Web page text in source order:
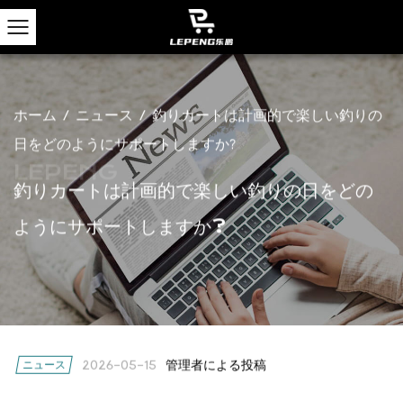
ホーム / ニュース / 釣りカートは計画的で楽しい釣りの
日をどのようにサポートしますか?
釣りカートは計画的で楽しい釣りの日をどの
ようにサポートしますか?